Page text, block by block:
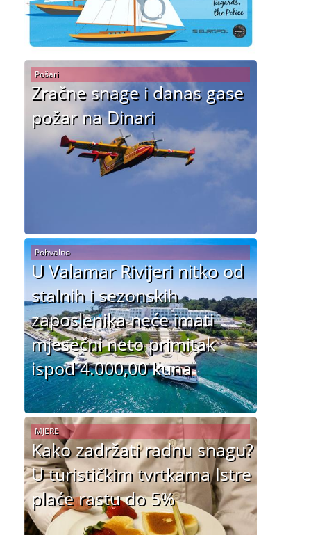
Zračne snage i danas gase
požar na Dinari
Pošari
U Valamar Rivijeri nitko od
stalnih i sezonskih
zaposlenika neće imati
mjesečni neto primitak
ispod 4.000,00 kuna
Pohvalno
Kako zadržati radnu snagu?
U turističkim tvrtkama Istre
plaće rastu do 5%
MJERE